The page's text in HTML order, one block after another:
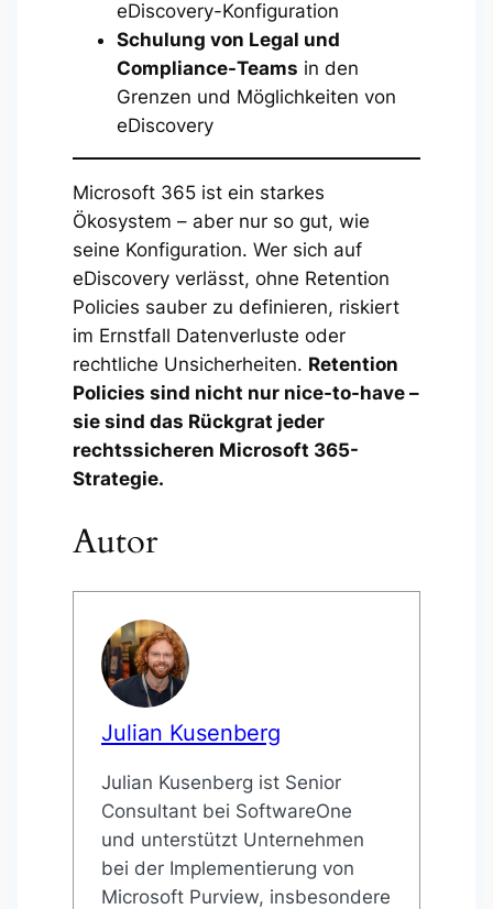
eDiscovery-Konfiguration
Schulung von Legal und
Compliance-Teams in den
Grenzen und Möglichkeiten von
eDiscovery
Microsoft 365 ist ein starkes
Ökosystem – aber nur so gut, wie
seine Konfiguration. Wer sich auf
eDiscovery verlässt, ohne Retention
Policies sauber zu definieren, riskiert
im Ernstfall Datenverluste oder
rechtliche Unsicherheiten. Retention
Policies sind nicht nur nice-to-have –
sie sind das Rückgrat jeder
rechtssicheren Microsoft 365-
Strategie.
Autor
Julian Kusenberg
Julian Kusenberg ist Senior
Consultant bei SoftwareOne
und unterstützt Unternehmen
bei der Implementierung von
Microsoft Purview, insbesondere